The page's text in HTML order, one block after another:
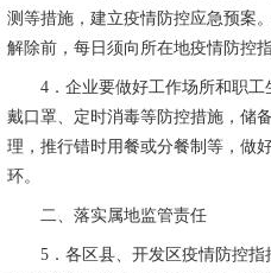
测等措施，建立疫情防控应急预案
解除前，每日须向所在地疫情防控
4．企业要做好工作场所和职
戴口罩、定时消毒等防控措施，储
理，推行错时用餐或分餐制等，做
环。
二、落实属地监管责任
5．各区县、开发区疫情防控